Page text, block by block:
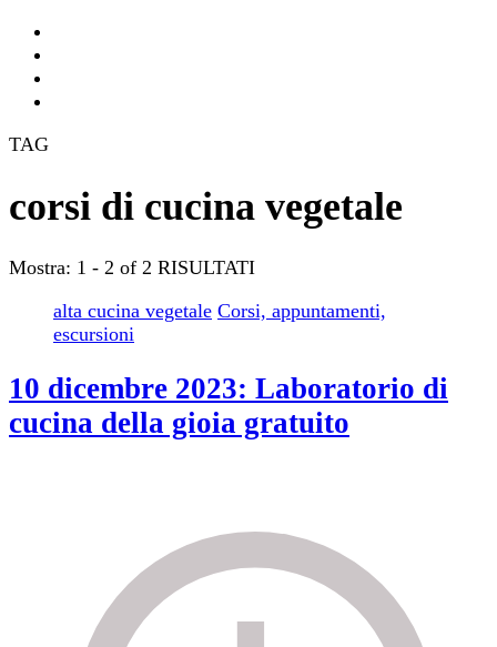
TAG
corsi di cucina vegetale
Mostra: 1 - 2 of 2 RISULTATI
alta cucina vegetale Corsi, appuntamenti,
escursioni
10 dicembre 2023: Laboratorio di
cucina della gioia gratuito